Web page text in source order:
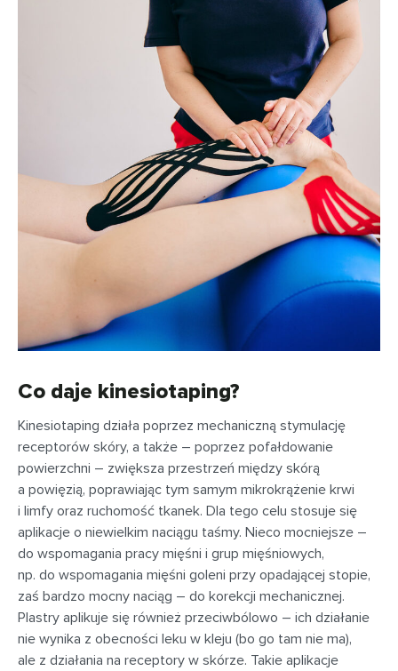
Co daje kinesiotaping?
Kinesiotaping działa poprzez mechaniczną stymulację
receptorów skóry, a także – poprzez pofałdowanie
powierzchni – zwiększa przestrzeń między skórą
a powięzią, poprawiając tym samym mikrokrążenie krwi
i limfy oraz ruchomość tkanek. Dla tego celu stosuje się
aplikacje o niewielkim naciągu taśmy. Nieco mocniejsze –
do wspomagania pracy mięśni i grup mięśniowych,
np. do wspomagania mięśni goleni przy opadającej stopie,
zaś bardzo mocny naciąg – do korekcji mechanicznej.
Plastry aplikuje się również przeciwbólowo – ich działanie
nie wynika z obecności leku w kleju (bo go tam nie ma),
ale z działania na receptory w skórze. Takie aplikacje